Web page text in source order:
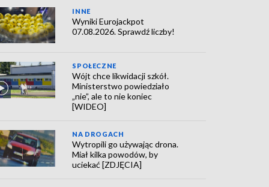
INNE
Wyniki Eurojackpot
07.08.2026. Sprawdź liczby!
SPOŁECZNE
Wójt chce likwidacji szkół.
Ministerstwo powiedziało
„nie”, ale to nie koniec
[WIDEO]
NA DROGACH
Wytropili go używając drona.
Miał kilka powodów, by
uciekać [ZDJĘCIA]